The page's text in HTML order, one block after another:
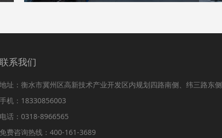
联系我们
地址：衡水市冀州区高新技术产业开发区内规划四路南侧、纬三路东侧
手机：18330856003
电话：0318-8966565
免费咨询热线：400-161-3689